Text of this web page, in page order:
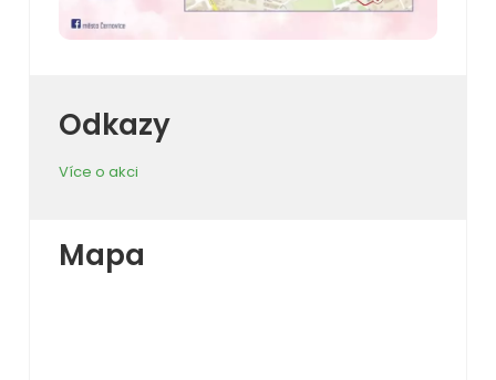
Odkazy
Více o akci
Mapa